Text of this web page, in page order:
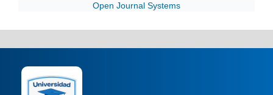
Open Journal Systems